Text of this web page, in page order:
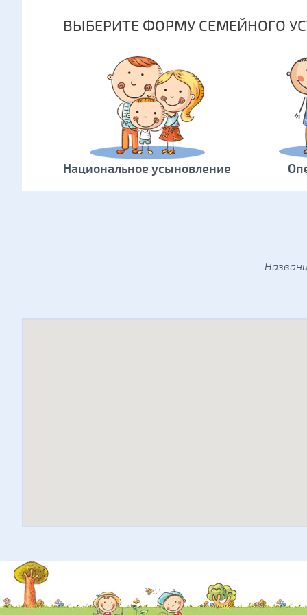
ВЫБЕРИТЕ ФОРМУ СЕМЕЙНОГО
Национальное усыновление